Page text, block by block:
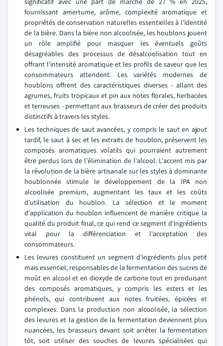
fournissant amertume, arôme, complexité aromatique et
propriétés de conservation naturelles essentielles à l'identité
de la bière. Dans la bière non alcoolisée, les houblons jouent
un rôle amplifié pour masquer les éventuels goûts
désagréables des processus de désalcoolisation tout en
offrant l'intensité aromatique et les profils de saveur que les
consommateurs attendent. Les variétés modernes de
houblons offrent des caractéristiques diverses - allant des
agrumes, fruits tropicaux et pin aux notes florales, herbacées
et terreuses - permettant aux brasseurs de créer des produits
distinctifs à travers les styles.
Les techniques de saut avancées, y compris le saut en ajout
tardif, le saut à sec et les extraits de houblon, préservent les
composés aromatiques volatils qui pourraient autrement
être perdus lors de l'élimination de l'alcool. L'accent mis par
la révolution de la bière artisanale sur les styles à dominante
houblonnée stimule le développement de la IPA non
alcoolisée premium, augmentant les taux et les coûts
d'utilisation du houblon. La sélection et le moment
d'application du houblon influencent de manière critique la
qualité du produit final, ce qui rend ce segment d'ingrédients
vital pour la différenciation et l'acceptation des
consommateurs.
Les levures constituent un segment d'ingrédients plus petit
mais essentiel, responsables de la fermentation des sucres de
moût en alcool et en dioxyde de carbone tout en produisant
des composés aromatiques, y compris les esters et les
phénols, qui contribuent aux notes fruitées, épicées et
complexes. Dans la production non alcoolisée, la sélection
des levures et la gestion de la fermentation deviennent plus
nuancées, les brasseurs devant soit arrêter la fermentation
tôt, soit utiliser des souches de levures spécialisées qui